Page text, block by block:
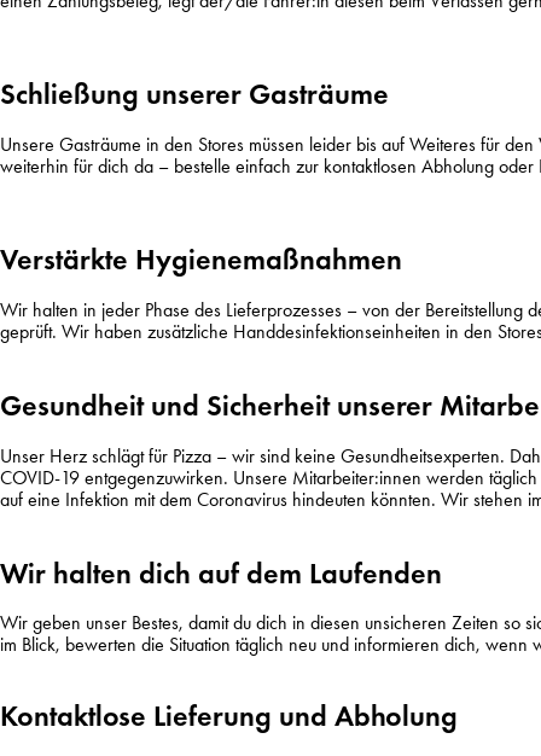
Schließung unserer Gasträume
Unsere Gasträume in den Stores müssen leider bis auf Weiteres für
weiterhin für dich da – bestelle einfach zur kontaktlosen Abholung oder
Verstärkte Hygienemaßnahmen
Wir halten in jeder Phase des Lieferprozesses – von der
geprüft. Wir haben zusätzliche Handdesinfektionseinheiten in den
Gesundheit und Sicherheit unserer
Unser Herz schlägt für Pizza – wir sind keine Gesundheitsexperten.
COVID-19 entgegenzuwirken. Unsere Mitarbeiter:innen werden
auf eine Infektion mit dem Coronavirus hindeuten könnten. Wir stehen
Wir halten dich auf dem Laufenden
Wir geben unser Bestes, damit du dich in diesen unsicheren Zeiten so
im Blick, bewerten die Situation täglich neu und informieren dich, wenn
Kontaktlose Lieferung und Abholung